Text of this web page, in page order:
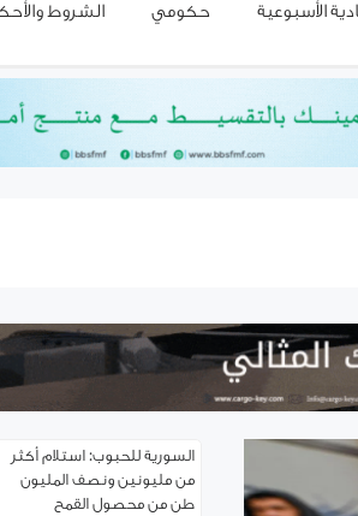
الأسبوعية حكومي الشروط
مسؤول تركي: غياب العمالة
الأحذية!
استئناف مرور شاحنات النفط
العراقي عبر حمص
سوريا.. خدمة تأسيس
الشركات إلكترونياً
السورية للحبوب: استلام أكثر
من مليونين ونصف المليون
طن من ‌‏محصول القمح ‏